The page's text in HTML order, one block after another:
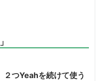
２つYeahを続けて使う